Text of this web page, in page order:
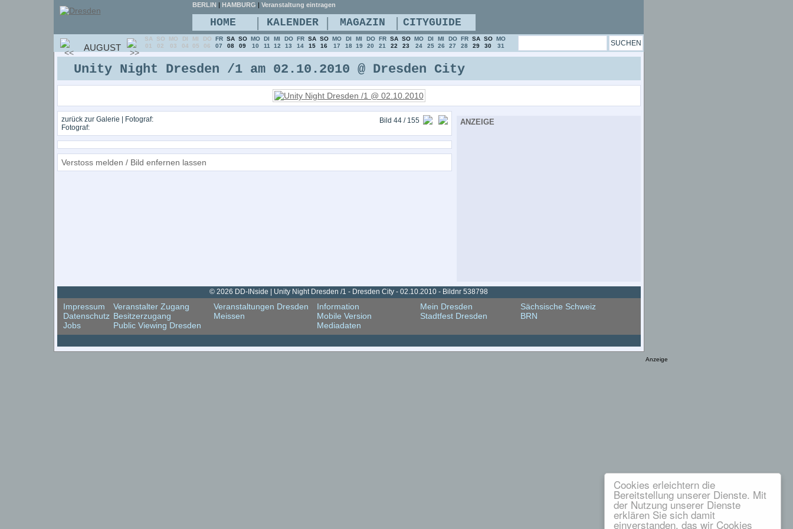
Cookies erleichtern die
Bereitstellung unserer Dienste. Mit
der Nutzung unserer Dienste
erklären Sie sich damit
einverstanden, das wir Cookies
Unity Night Dresden /1 am 02.10.2010 @ Dresden City
zurück zur Galerie | Fotograf:
Fotograf:
Bild 44 / 155
Verstoss melden / Bild enfernen lassen
ANZEIGE
© 2026 DD-INside | Unity Night Dresden /1 - Dresden City - 02.10.2010 - Bildnr 538798
Impressum
Datenschutz
Jobs
Veranstalter Zugang
Besitzerzugang
Public Viewing Dresden
Veranstaltungen Dresden
Meissen
Information
Mobile Version
Mediadaten
Mein Dresden
Stadtfest Dresden
Sächsische Schweiz
BRN
BERLIN | HAMBURG | Veranstaltung eintragen
HOME | KALENDER | MAGAZIN | CITYGUIDE
AUGUST
SA
01
SO
02
MO
03
DI
04
MI
05
DO
06
FR
07
SA
08
SO
09
MO
10
DI
11
MI
12
DO
13
FR
14
SA
15
SO
16
MO
17
DI
18
MI
19
DO
20
FR
21
SA
22
SO
23
MO
24
DI
25
MI
26
DO
27
FR
28
SA
29
SO
30
MO
31
Anzeige